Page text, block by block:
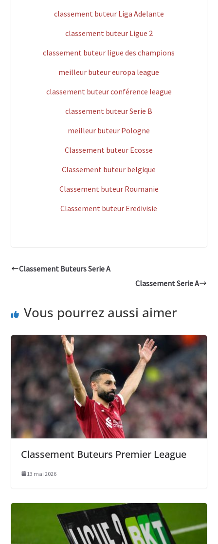
classement buteur Liga Adelante
classement buteur Ligue 2
classement buteur ligue des champions
meilleur buteur europa league
classement buteur conférence league
classement buteur Serie B
meilleur buteur Pologne
Classement buteur Ecosse
Classement buteur belgique
Classement buteur Roumanie
Classement buteur Eredivisie
Classement Buteurs Serie A
Classement Serie A
Vous pourrez aussi aimer
Classement Buteurs Premier League
13 mai 2026